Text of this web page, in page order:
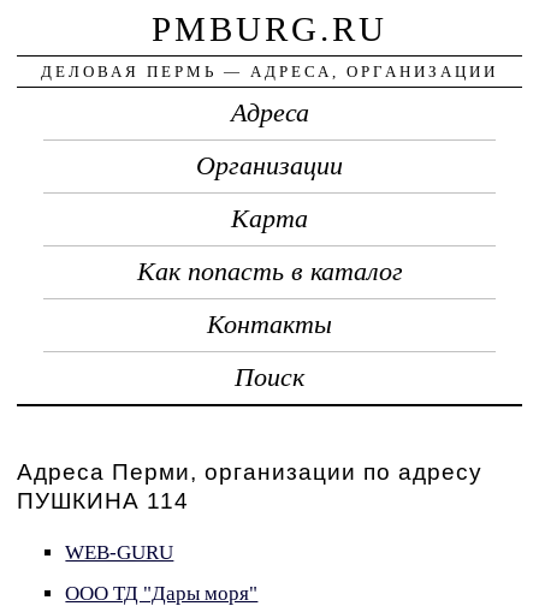
PMBURG.RU
ДЕЛОВАЯ ПЕРМЬ — АДРЕСА, ОРГАНИЗАЦИИ
Адреса
Организации
Карта
Как попасть в каталог
Контакты
Поиск
Адреса Перми, организации по адресу
ПУШКИНА 114
WEB-GURU
ООО ТД "Дары моря"